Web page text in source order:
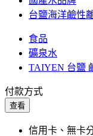
台鹽海洋鹼性
食品
礦泉水
TAIYEN 台鹽
付款方式
查看
信用卡、無卡